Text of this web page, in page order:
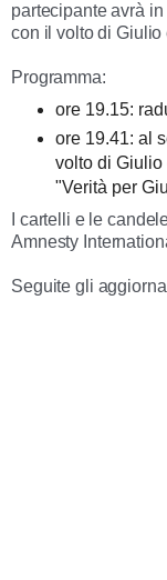
partecipante avrà
con il volto di Giulio
Programma:
ore 19.15:
ore 19.41: al
volto di Giulio
"Verità per
I cartelli e le
Amnesty
Seguite gli